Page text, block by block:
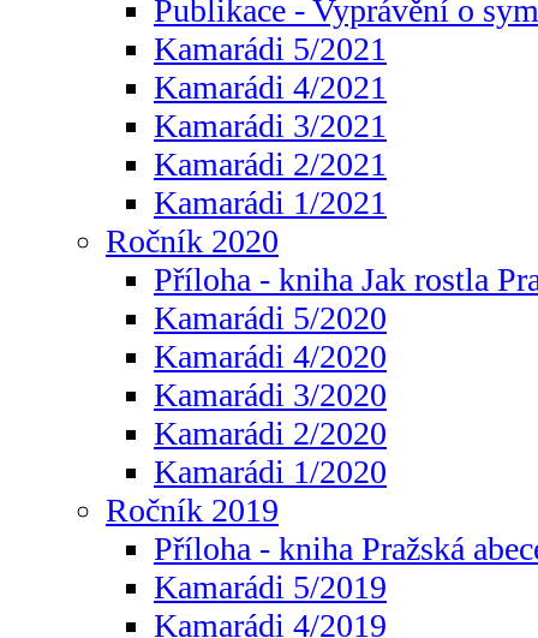
Publikace - Vyprávění o
Kamarádi 5/2021
Kamarádi 4/2021
Kamarádi 3/2021
Kamarádi 2/2021
Kamarádi 1/2021
Ročník 2020
Příloha - kniha Jak rostla
Kamarádi 5/2020
Kamarádi 4/2020
Kamarádi 3/2020
Kamarádi 2/2020
Kamarádi 1/2020
Ročník 2019
Příloha - kniha Pražská
Kamarádi 5/2019
Kamarádi 4/2019